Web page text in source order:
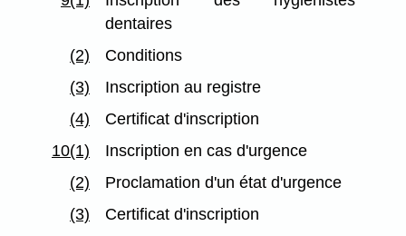
dentaires
(2)
Conditions
(3)
Inscription au registre
(4)
Certificat d'inscription
10(1)
Inscription en cas d'urgence
(2)
Proclamation d'un état d'urgence
(3)
Certificat d'inscription